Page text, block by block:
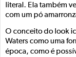
literal. Ela também
com um pó
O conceito do look
Waters como uma
época, como é